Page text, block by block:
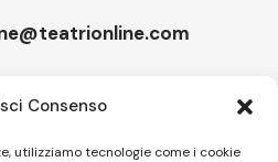
Consenso
utilizziamo tecnologie come i cookie